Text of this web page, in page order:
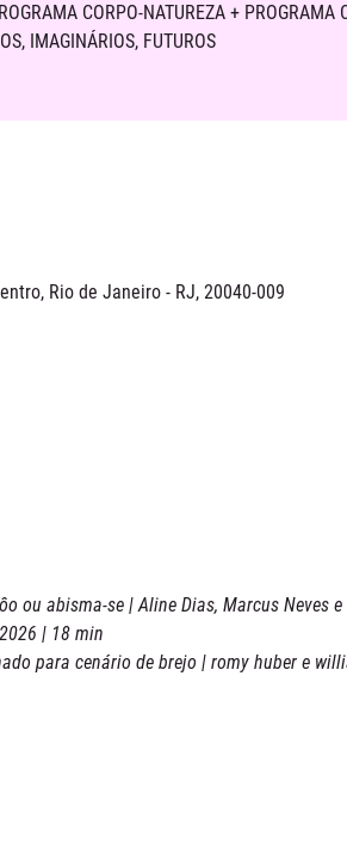
CORPO-NATUREZA + PROGRAMA
IMAGINÁRIOS, FUTUROS
Rio de Janeiro - RJ, 20040-009
ou abisma-se | Aline Dias, Marcus Neves
| 18 min
para cenário de brejo | romy huber e